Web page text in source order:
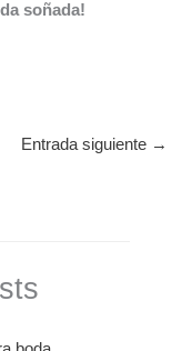
soñada!
Entrada siguiente →